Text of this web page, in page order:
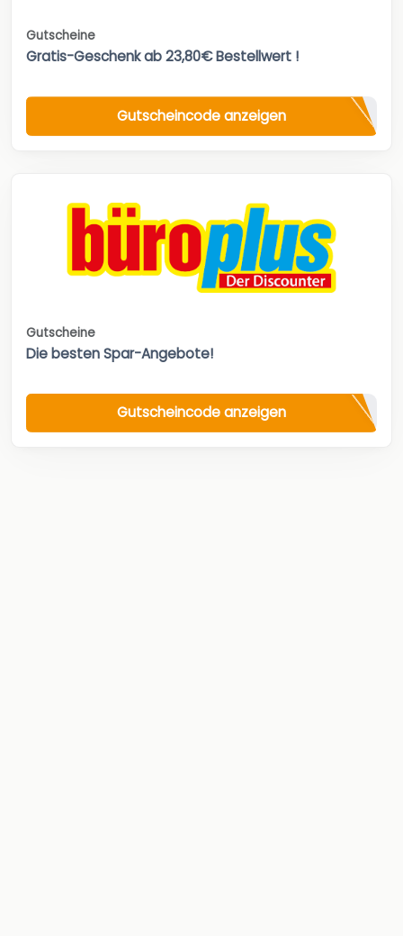
Gutscheine
Gratis-Geschenk ab 23,80€ Bestellwert !
Gutscheincode anzeigen
Gutscheine
Die besten Spar-Angebote!
Gutscheincode anzeigen